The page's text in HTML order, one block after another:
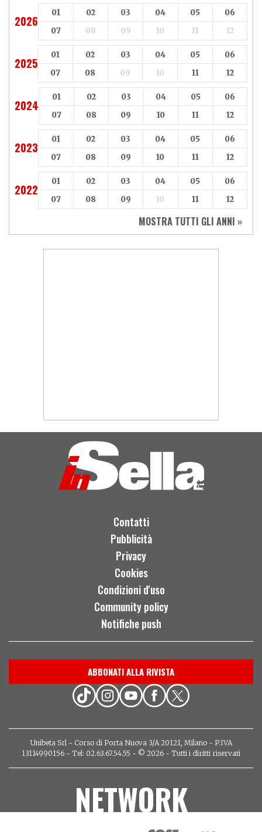
2026
01 02 03 04 05
06
07
08 09 10 11 12
2025
01 02 03 04 05
06
07
08 09 10 11 12
2024
01 02 03 04 05
06
07
08 09 10 11 12
2023
01 02 03 04 05
06
07
08 09 10 11 12
2022
01 02 03 04 05
06
07
08 09 10 11 12
MOSTRA TUTTI GLI ANNI »
Contatti
Pubblicità
Privacy
Cookies
Condizioni d'uso
Community policy
Notifiche push
ABBONATI ALLA RIVISTA
Unibeta Srl - Corso di Porta Nuova 3/A 20121, Milano - P.IVA
13114990156 - Tel: 02.63.67.54.55 - © 2026 - Tutti i diritti riservati
NETWORK